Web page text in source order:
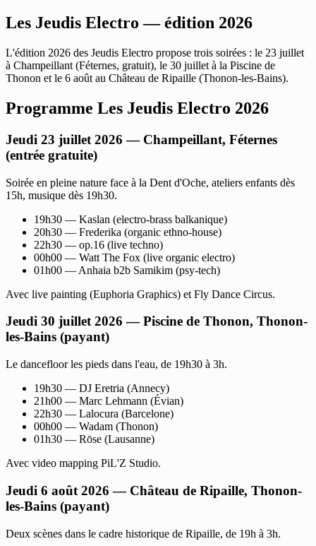
Les Jeudis Electro — édition 2026
L'édition 2026 des Jeudis Electro propose trois soirées : le 23 juillet
à Champeillant (Féternes, gratuit), le 30 juillet à la Piscine de
Thonon et le 6 août au Château de Ripaille (Thonon-les-Bains).
Programme Les Jeudis Electro 2026
Jeudi 23 juillet 2026 — Champeillant, Féternes
(entrée gratuite)
Soirée en pleine nature face à la Dent d'Oche, ateliers enfants dès
15h, musique dès 19h30.
19h30 — Kaslan (electro-brass balkanique)
20h30 — Frederika (organic ethno-house)
22h30 — op.16 (live techno)
00h00 — Watt The Fox (live organic electro)
01h00 — Anhaia b2b Samikim (psy-tech)
Avec live painting (Euphoria Graphics) et Fly Dance Circus.
Jeudi 30 juillet 2026 — Piscine de Thonon, Thonon-
les-Bains (payant)
Le dancefloor les pieds dans l'eau, de 19h30 à 3h.
19h30 — DJ Eretria (Annecy)
21h00 — Marc Lehmann (Évian)
22h30 — Lalocura (Barcelone)
00h00 — Wadam (Thonon)
01h30 — Rōse (Lausanne)
Avec video mapping PiL'Z Studio.
Jeudi 6 août 2026 — Château de Ripaille, Thonon-
les-Bains (payant)
Deux scènes dans le cadre historique de Ripaille, de 19h à 3h.